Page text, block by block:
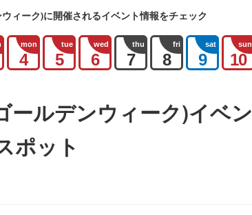
ィーク)に開催されるイベント情報をチェック
mon
4
tue
5
wed
6
thu
7
fri
8
sat
9
sun
10
ールデンウィーク)イベン
ポット